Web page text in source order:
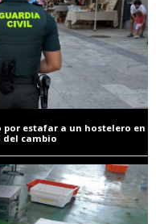
estafar a un hostelero en
del cambio